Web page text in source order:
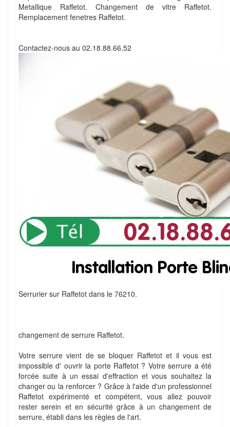
Metallique Raffetot. Changement de vitre Raffetot.
Remplacement fenetres Raffetot.
Contactez-nous au 02.18.88.66.52
Serrurier sur Raffetot dans le 76210.
changement de serrure Raffetot.
Votre serrure vient de se bloquer Raffetot et il vous est
impossible d' ouvrir la porte Raffetot ? Votre serrure a été
forcée suite à un essai d'effraction et vous souhaitez la
changer ou la renforcer ? Grâce à l'aide d'un professionnel
Raffetot expérimenté et compétent, vous allez pouvoir
rester serein et en sécurité grâce à un changement de
serrure, établi dans les règles de l'art.